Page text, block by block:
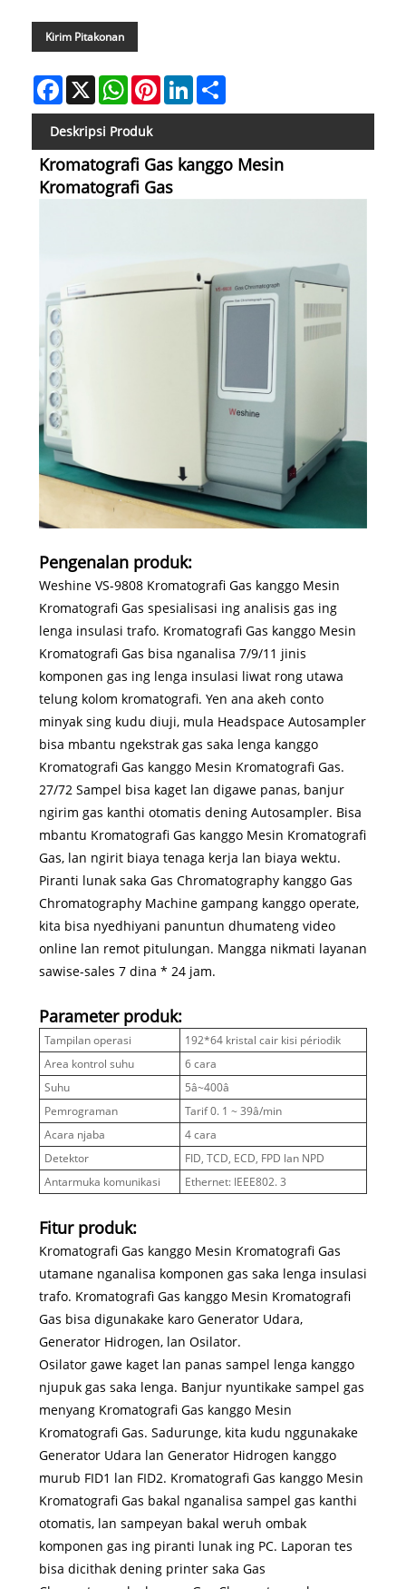
Kirim Pitakonan
Facebook
X WhatsAppPinterestLinkedIn
Deskripsi Produk
Kromatografi Gas kanggo Mesin
Kromatografi Gas
Pengenalan produk:
Weshine VS-9808 Kromatografi Gas kanggo Mesin
Kromatografi Gas spesialisasi ing analisis gas ing
lenga insulasi trafo. Kromatografi Gas kanggo Mesin
Kromatografi Gas bisa nganalisa 7/9/11 jinis
komponen gas ing lenga insulasi liwat rong utawa
telung kolom kromatografi. Yen ana akeh conto
minyak sing kudu diuji, mula Headspace Autosampler
bisa mbantu ngekstrak gas saka lenga kanggo
Kromatografi Gas kanggo Mesin Kromatografi Gas.
27/72 Sampel bisa kaget lan digawe panas, banjur
ngirim gas kanthi otomatis dening Autosampler. Bisa
mbantu Kromatografi Gas kanggo Mesin Kromatografi
Gas, lan ngirit biaya tenaga kerja lan biaya wektu.
Piranti lunak saka Gas Chromatography kanggo Gas
Chromatography Machine gampang kanggo operate,
kita bisa nyedhiyani panuntun dhumateng video
online lan remot pitulungan. Mangga nikmati layanan
sawise-sales 7 dina * 24 jam.
Parameter produk:
Tampilan operasi
192*64 kristal cair kisi périodik
Area kontrol suhu
6 cara
Suhu
5â~400â
Pemrograman
Tarif 0. 1 ~ 39â/min
Acara njaba
4 cara
Detektor
FID, TCD, ECD, FPD lan NPD
Antarmuka komunikasi
Ethernet: IEEE802. 3
Fitur produk:
Kromatografi Gas kanggo Mesin Kromatografi Gas
utamane nganalisa komponen gas saka lenga insulasi
trafo. Kromatografi Gas kanggo Mesin Kromatografi
Gas bisa digunakake karo Generator Udara,
Generator Hidrogen, lan Osilator.
Osilator gawe kaget lan panas sampel lenga kanggo
njupuk gas saka lenga. Banjur nyuntikake sampel gas
menyang Kromatografi Gas kanggo Mesin
Kromatografi Gas. Sadurunge, kita kudu nggunakake
Generator Udara lan Generator Hidrogen kanggo
murub FID1 lan FID2. Kromatografi Gas kanggo Mesin
Kromatografi Gas bakal nganalisa sampel gas kanthi
otomatis, lan sampeyan bakal weruh ombak
komponen gas ing piranti lunak ing PC. Laporan tes
bisa dicithak dening printer saka Gas